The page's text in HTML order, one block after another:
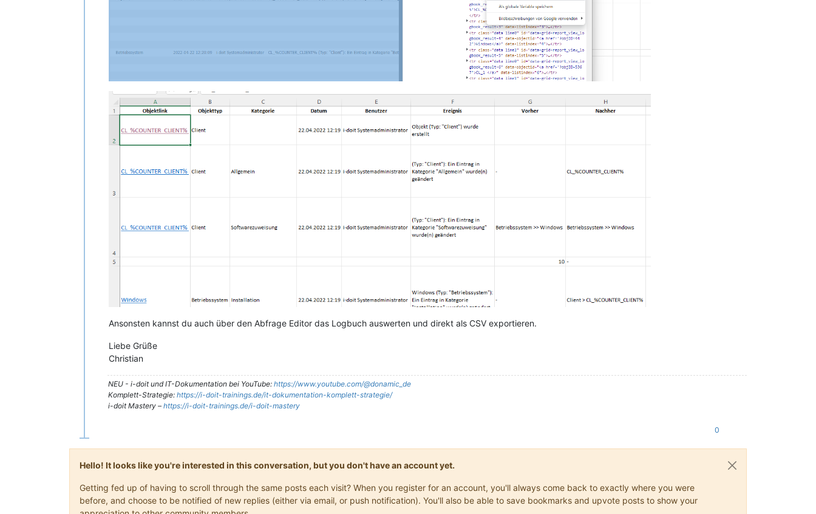
Ansonsten kannst du auch über den Abfrage Editor das Logbuch auswerten und direkt als CSV exportieren.
Liebe Grüße
Christian
NEU - i-doit und IT-Dokumentation bei YouTube: https://www.youtube.com/@donamic_de
Komplett-Strategie: https://i-doit-trainings.de/it-dokumentation-komplett-strategie/
i-doit Mastery – https://i-doit-trainings.de/i-doit-mastery
0
Hello! It looks like you're interested in this conversation, but you don't have an account yet.
Getting fed up of having to scroll through the same posts each visit? When you register for an account, you'll always come back to exactly where you were
before, and choose to be notified of new replies (either via email, or push notification). You'll also be able to save bookmarks and upvote posts to show your